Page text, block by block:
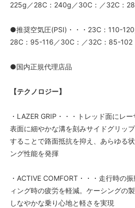
225g／28C：240g／30C：／32C：
●推奨空気圧(PSI)・・・23C：110-
28C：95-116／30C：／32C：85-102
●国内正規代理店品
【テクノロジー】
・LAZER GRIP・・・トレッド面にレ
表面に細やかな溝を刻みサイドグリッ
することで路面抵抗を抑え、あらゆる
ング性能を発揮
・ACTIVE COMFORT・・・走行時の
ィング時の疲労を軽減。ケーシングの
しなやかな乗り心地と軽さを実現